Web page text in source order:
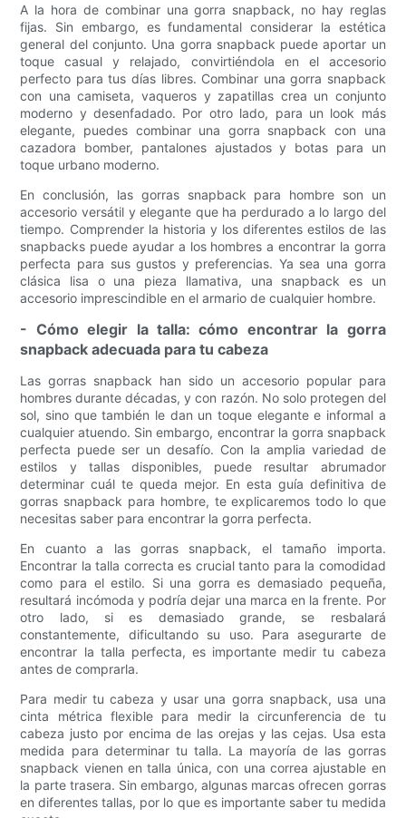
A la hora de combinar una gorra snapback, no hay reglas
fijas. Sin embargo, es fundamental considerar la estética
general del conjunto. Una gorra snapback puede aportar un
toque casual y relajado, convirtiéndola en el accesorio
perfecto para tus días libres. Combinar una gorra snapback
con una camiseta, vaqueros y zapatillas crea un conjunto
moderno y desenfadado. Por otro lado, para un look más
elegante, puedes combinar una gorra snapback con una
cazadora bomber, pantalones ajustados y botas para un
toque urbano moderno.
En conclusión, las gorras snapback para hombre son un
accesorio versátil y elegante que ha perdurado a lo largo del
tiempo. Comprender la historia y los diferentes estilos de las
snapbacks puede ayudar a los hombres a encontrar la gorra
perfecta para sus gustos y preferencias. Ya sea una gorra
clásica lisa o una pieza llamativa, una snapback es un
accesorio imprescindible en el armario de cualquier hombre.
- Cómo elegir la talla: cómo encontrar la gorra
snapback adecuada para tu cabeza
Las gorras snapback han sido un accesorio popular para
hombres durante décadas, y con razón. No solo protegen del
sol, sino que también le dan un toque elegante e informal a
cualquier atuendo. Sin embargo, encontrar la gorra snapback
perfecta puede ser un desafío. Con la amplia variedad de
estilos y tallas disponibles, puede resultar abrumador
determinar cuál te queda mejor. En esta guía definitiva de
gorras snapback para hombre, te explicaremos todo lo que
necesitas saber para encontrar la gorra perfecta.
En cuanto a las gorras snapback, el tamaño importa.
Encontrar la talla correcta es crucial tanto para la comodidad
como para el estilo. Si una gorra es demasiado pequeña,
resultará incómoda y podría dejar una marca en la frente. Por
otro lado, si es demasiado grande, se resbalará
constantemente, dificultando su uso. Para asegurarte de
encontrar la talla perfecta, es importante medir tu cabeza
antes de comprarla.
Para medir tu cabeza y usar una gorra snapback, usa una
cinta métrica flexible para medir la circunferencia de tu
cabeza justo por encima de las orejas y las cejas. Usa esta
medida para determinar tu talla. La mayoría de las gorras
snapback vienen en talla única, con una correa ajustable en
la parte trasera. Sin embargo, algunas marcas ofrecen gorras
en diferentes tallas, por lo que es importante saber tu medida